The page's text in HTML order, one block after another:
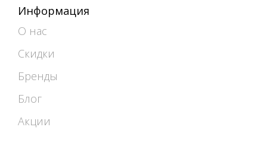
Информация
О нас
Скидки
Бренды
Блог
Акции